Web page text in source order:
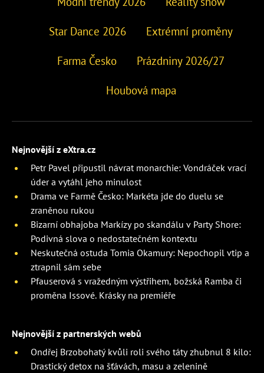
Star Dance 2026 Extrémní proměny
Farma Česko Prázdniny 2026/27
Houbová mapa
Nejnovější z eXtra.cz
Petr Pavel připustil návrat monarchie: Vondráček vrací
úder a vytáhl jeho minulost
Drama ve Farmě Česko: Markéta jde do duelu se
zraněnou rukou
Bizarní obhajoba Markízy po skandálu v Party Shore:
Podivná slova o nedostatečném kontextu
Neskutečná ostuda Tomia Okamury: Nepochopil vtip a
ztrapnil sám sebe
Pfauserová s vražedným výstřihem, božská Ramba či
proměna Issové. Krásky na premiéře
Nejnovější z partnerských webů
Ondřej Brzobohatý kvůli roli svého táty zhubnul 8 kilo:
Drastický detox na šťávách, masu a zelenině